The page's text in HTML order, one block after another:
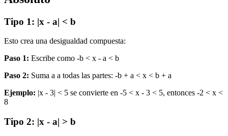
Tipo 1: |x - a| < b
Esto crea una desigualdad compuesta:
Paso 1: Escribe como -b < x - a < b
Paso 2: Suma a a todas las partes: -b + a < x < b + a
Ejemplo: |x - 3| < 5 se convierte en -5 < x - 3 < 5, entonces -2 < x <
8
Tipo 2: |x - a| > b